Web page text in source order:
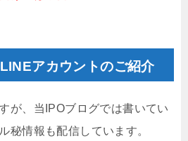
アカウントのご紹介
が、当IPOブログでは書いてい
秘情報も配信しています。